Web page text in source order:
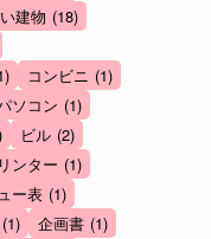
建物 (18)
コンビニ (1)
ソコン (1)
ビル (2)
ンター (1)
ー表 (1)
(1) 企画書 (1)